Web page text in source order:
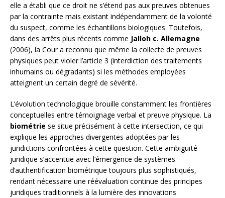
elle a établi que ce droit ne s’étend pas aux preuves obtenues
par la contrainte mais existant indépendamment de la volonté
du suspect, comme les échantillons biologiques. Toutefois,
dans des arrêts plus récents comme Jalloh c. Allemagne
(2006), la Cour a reconnu que même la collecte de preuves
physiques peut violer l’article 3 (interdiction des traitements
inhumains ou dégradants) si les méthodes employées
atteignent un certain degré de sévérité.
L’évolution technologique brouille constamment les frontières
conceptuelles entre témoignage verbal et preuve physique. La
biométrie se situe précisément à cette intersection, ce qui
explique les approches divergentes adoptées par les
juridictions confrontées à cette question. Cette ambiguïté
juridique s’accentue avec l’émergence de systèmes
d’authentification biométrique toujours plus sophistiqués,
rendant nécessaire une réévaluation continue des principes
juridiques traditionnels à la lumière des innovations